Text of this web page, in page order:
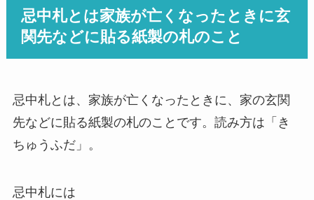
忌中札とは家族が亡くなったときに玄
関先などに貼る紙製の札のこと
忌中札とは、家族が亡くなったときに、家の玄関
先などに貼る紙製の札のことです。読み方は「き
ちゅうふだ」。
忌中札には